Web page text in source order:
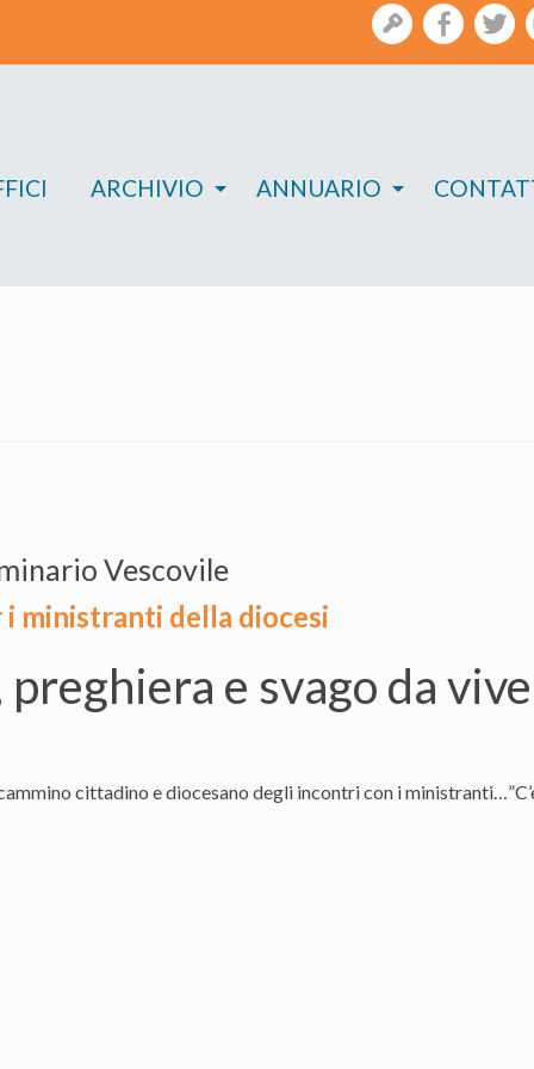
gestionefacebook
ARCHIVIO ANNUARIO
Vescovile
i ministranti della diocesi
e svago da
cittadino e diocesano degli incontri con i